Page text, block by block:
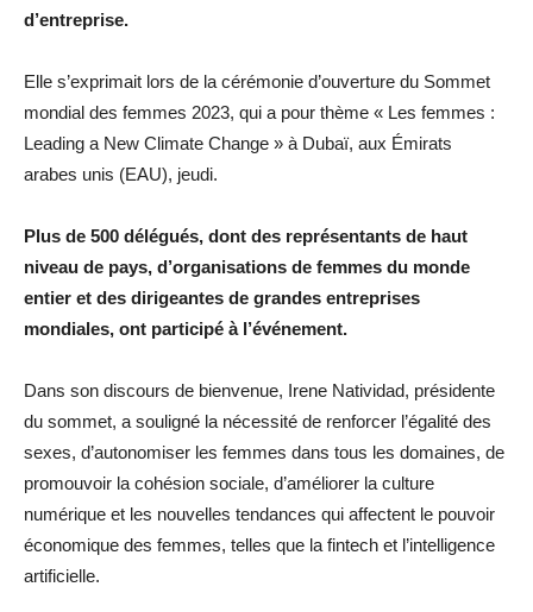
d’entreprise.
Elle s’exprimait lors de la cérémonie d’ouverture du Sommet
mondial des femmes 2023, qui a pour thème « Les femmes :
Leading a New Climate Change » à Dubaï, aux Émirats
arabes unis (EAU), jeudi.
Plus de 500 délégués, dont des représentants de haut
niveau de pays, d’organisations de femmes du monde
entier et des dirigeantes de grandes entreprises
mondiales, ont participé à l’événement.
Dans son discours de bienvenue, Irene Natividad, présidente
du sommet, a souligné la nécessité de renforcer l’égalité des
sexes, d’autonomiser les femmes dans tous les domaines, de
promouvoir la cohésion sociale, d’améliorer la culture
numérique et les nouvelles tendances qui affectent le pouvoir
économique des femmes, telles que la fintech et l’intelligence
artificielle.